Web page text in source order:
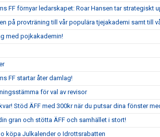
FF förnyar ledarskapet: Roar Hansen tar strategiskt
på provträning till vår populära tjejakademi samt till
med pojkakademin!
FF startar åter damlag!
för val av revisor
Stöd ÄFF med 300kr när du putsar dina fönster
gran och stötta ÄFF och samhället i stort!
köpa Julkalender o Idrottsrabatten